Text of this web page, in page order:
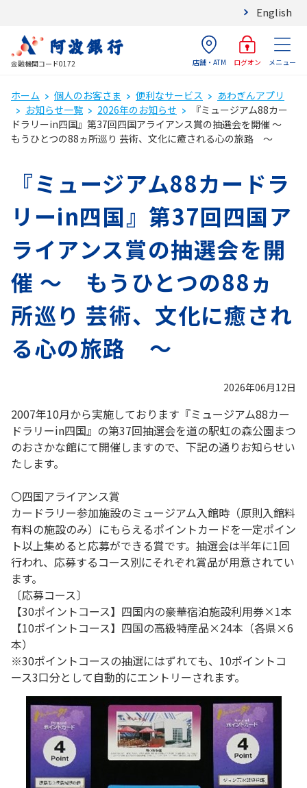
English
金融機関コード0172 店舗・ATM ログオン メニュー
ホーム 個人のお客さま 便利なサービス
あわぎんアプリ
お知らせ一覧
2026年のお知らせ
『ミュージアム88カー
ドラリーin四国』第37回四国アライアンス賞の抽選会を開催 ～
もうひとつの88ヵ所巡り 芸術、文化に癒される心の旅路 ～
『ミュージアム88カードラ
リーin四国』第37回四国ア
ライアンス賞の抽選会を開
催 ～ もうひとつの88ヵ
所巡り 芸術、文化に癒され
る心の旅路 ～
2026年06月12日
2007年10月から実施しております『ミュージアム88カー
ドラリーin四国』の第37回抽選会を道の駅虹の森公園まつ
のおさかな館にて開催しますので、下記の通りお知らせい
たします。
〇四国アライアンス賞
カードラリー参加施設のミュージアム入館時（原則入館料
有料の施設のみ）にもらえるポイントカードを一定ポイン
ト以上集めると応募ができる賞です。抽選会は半年に1回
行われ、応募するコース別にそれぞれ賞品が用意されてい
ます。
〔応募コース〕
【30ポイントコース】四国内の豪華宿泊施設利用券×1本
【10ポイントコース】四国の高級特産品×24本（各県×6
本）
※30ポイントコースの抽選にはずれても、10ポイントコ
ース3口分として自動的にエントリーされます。